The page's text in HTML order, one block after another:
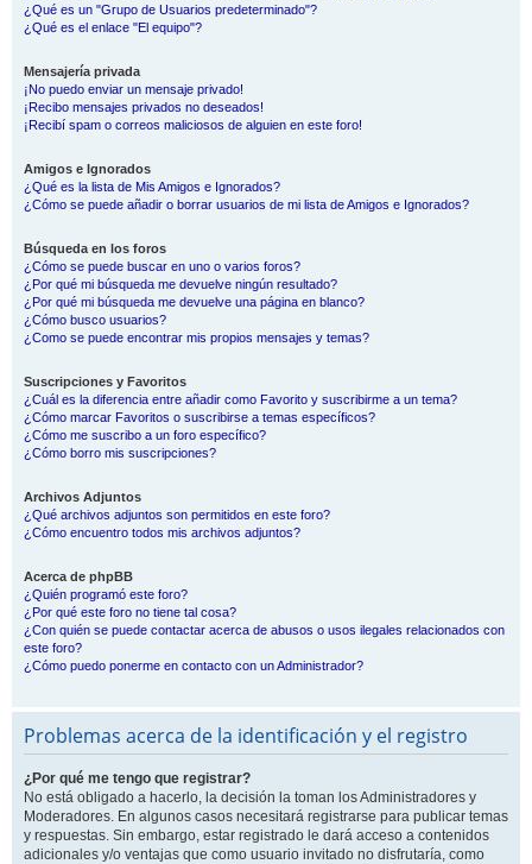
¿Qué es un "Grupo de Usuarios predeterminado"?
¿Qué es el enlace "El equipo"?
Mensajería privada
¡No puedo enviar un mensaje privado!
¡Recibo mensajes privados no deseados!
¡Recibí spam o correos maliciosos de alguien en este foro!
Amigos e Ignorados
¿Qué es la lista de Mis Amigos e Ignorados?
¿Cómo se puede añadir o borrar usuarios de mi lista de Amigos e Ignorados?
Búsqueda en los foros
¿Cómo se puede buscar en uno o varios foros?
¿Por qué mi búsqueda me devuelve ningún resultado?
¿Por qué mi búsqueda me devuelve una página en blanco?
¿Cómo busco usuarios?
¿Como se puede encontrar mis propios mensajes y temas?
Suscripciones y Favoritos
¿Cuál es la diferencia entre añadir como Favorito y suscribirme a un tema?
¿Cómo marcar Favoritos o suscribirse a temas específicos?
¿Cómo me suscribo a un foro específico?
¿Cómo borro mis suscripciones?
Archivos Adjuntos
¿Qué archivos adjuntos son permitidos en este foro?
¿Cómo encuentro todos mis archivos adjuntos?
Acerca de phpBB
¿Quién programó este foro?
¿Por qué este foro no tiene tal cosa?
¿Con quién se puede contactar acerca de abusos o usos ilegales relacionados con
este foro?
¿Cómo puedo ponerme en contacto con un Administrador?
Problemas acerca de la identificación y el registro
¿Por qué me tengo que registrar?
No está obligado a hacerlo, la decisión la toman los Administradores y
Moderadores. En algunos casos necesitará registrarse para publicar temas
y respuestas. Sin embargo, estar registrado le dará acceso a contenidos
adicionales y/o ventajas que como usuario invitado no disfrutaría, como